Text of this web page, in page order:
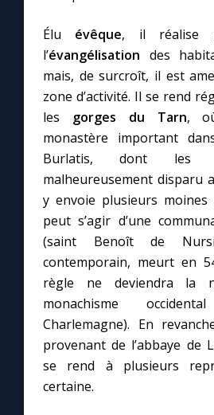
Élu évêque, il réalise
l’évangélisation des
mais, de surcroît, il est
zone d’activité. Il se rend
les gorges du Tarn,
monastère important
Burlatis, dont les
malheureusement disparu
y envoie plusieurs
peut s’agir d’une
(saint Benoît de
contemporain, meurt en
règle ne deviendra la
monachisme
Charlemagne). En
provenant de l’abbaye de
se rend à plusieurs
certaine.